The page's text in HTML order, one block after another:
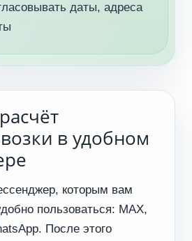
даты, адреса
в удобном
которым вам
пользоваться: MAX,
После этого